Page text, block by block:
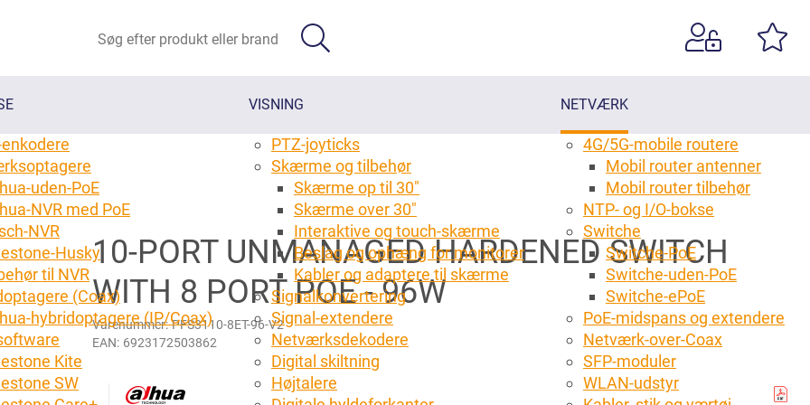
uden-PoE
NVR med PoE
NVR
Husky
til NVR
(Coax)
hybridoptagere (IP/Coax)
Kite
SW
VISNING
PTZ-joyticks
Skærme og tilbehør
Skærme op til 30"
Skærme over 30"
Interaktive og touch-skærme
Beslag og ophæng for monitorer
Kabler og adaptere til skærme
Signalkonvertering
Signal-extendere
Netværksdekodere
Digital skiltning
Højtalere
NETVÆRK
4G/5G-mobile routere
Mobil router antenner
Mobil router tilbehør
NTP- og I/O-bokse
Switche
Switche-PoE
Switche-uden-PoE
Switche-ePoE
PoE-midspans og extendere
Netværk-over-Coax
SFP-moduler
WLAN-udstyr
10-PORT UNMANAGED HARDENED SWITCH
WITH 8 PORT POE - 96W
Varenummer:PFS3110-8ET-96-V2
EAN: 6923172503862